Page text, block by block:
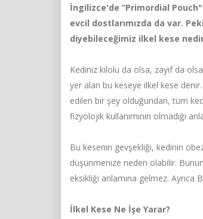
İngilizce'de “Primordial
evcil dostlarımızda da var.
diyebileceğimiz ilkel kese
Kediniz kilolu da olsa, zayıf da
yer alan bu keseye ilkel kese
edilen bir şey olduğundan, tüm
fizyolojik kullanımının olmadığı
Bu kesenin gevşekliği, kedinin
düşünmenize neden olabilir.
eksikliği anlamına gelmez. Ayrıca
İlkel Kese Ne İşe Yarar?